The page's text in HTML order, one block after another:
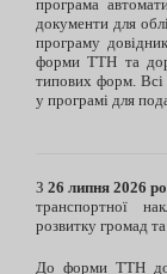
програма
документи для
програму
форми ТТН та
типових форм. Всі
у програмі для
З26 липня 2026
транспортної
розвитку громад
До форми ТТН